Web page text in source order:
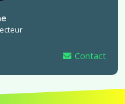
Contact